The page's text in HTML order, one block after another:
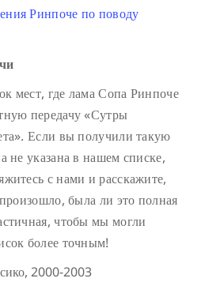
Ринпоче по поводу
мест, где лама Сопа Ринпоче
передачу «Сутры
Если вы получили такую
не указана в нашем списке,
с нами и расскажите,
была ли это полная
чтобы мы могли
более точным!
2000-2003